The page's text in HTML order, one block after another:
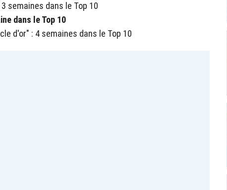
semaines dans le Top 10
dans le Top 10
d'or" : 4 semaines dans le Top 10